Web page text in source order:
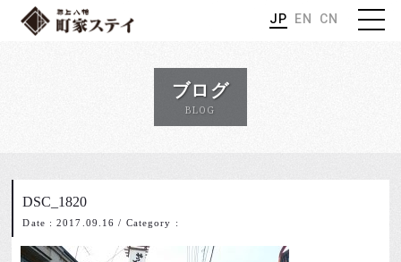
JP EN CN
ブログ
BLOG
DSC_1820
Date : 2017.09.16 / Category :